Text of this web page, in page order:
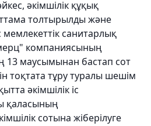
әкімшілік құқық
толтырылды және
санитарлық
компаниясының
13 маусымынан бастап сот
тоқтата тұру туралы шешім
әкімшілік іс
қаласының
сотына жіберілуге